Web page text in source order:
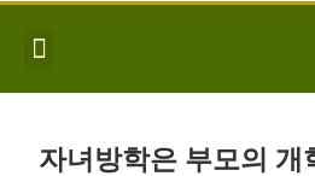
자녀방학은 부모의 개